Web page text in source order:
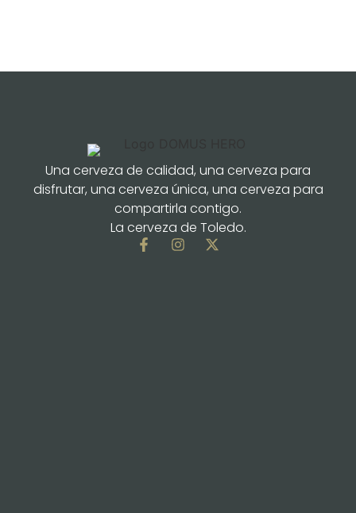
Una cerveza de calidad, una cerveza para
disfrutar, una cerveza única, una cerveza para
compartirla contigo.
La cerveza de Toledo.